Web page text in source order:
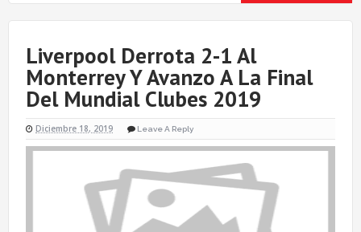
Liverpool Derrota 2-1 Al
Monterrey Y Avanzo A La Final
Del Mundial Clubes 2019
Diciembre 18, 2019 Leave A Reply